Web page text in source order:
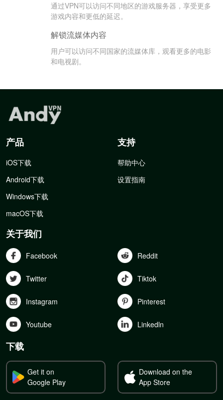
通过VPN可以访问不同地区的游戏服务器，享受更多
游戏内容和更低的延迟。
解锁流媒体内容
用户可以访问不同国家的流媒体库，观看更多的电影
和电视剧。
产品
iOS下载
Android下载
Windows下载
macOS下载
支持
帮助中心
设置指南
关于我们
Facebook Reddit
Twitter Tiktok
Instagram Pinterest
Youtube Linkedln
下载
Get it on
Google Play
Download on the
App Store